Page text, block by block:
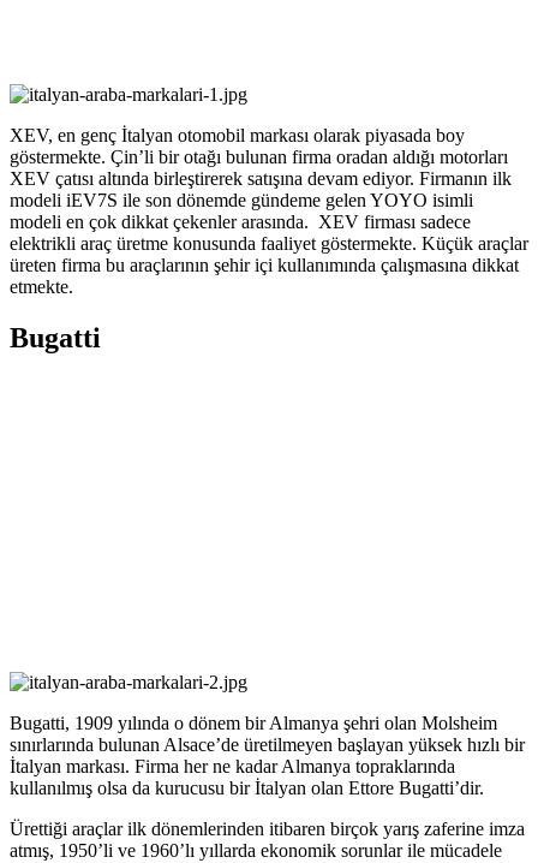
XEV, en genç İtalyan otomobil markası olarak piyasada boy
göstermekte. Çin’li bir otağı bulunan firma oradan aldığı motorları
XEV çatısı altında birleştirerek satışına devam ediyor. Firmanın ilk
modeli iEV7S ile son dönemde gündeme gelen YOYO isimli
modeli en çok dikkat çekenler arasında. XEV firması sadece
elektrikli araç üretme konusunda faaliyet göstermekte. Küçük araçlar
üreten firma bu araçlarının şehir içi kullanımında çalışmasına dikkat
etmekte.
Bugatti
Bugatti, 1909 yılında o dönem bir Almanya şehri olan Molsheim
sınırlarında bulunan Alsace’de üretilmeyen başlayan yüksek hızlı bir
İtalyan markası. Firma her ne kadar Almanya topraklarında
kullanılmış olsa da kurucusu bir İtalyan olan Ettore Bugatti’dir.
Ürettiği araçlar ilk dönemlerinden itibaren birçok yarış zaferine imza
atmış, 1950’li ve 1960’lı yıllarda ekonomik sorunlar ile mücadele